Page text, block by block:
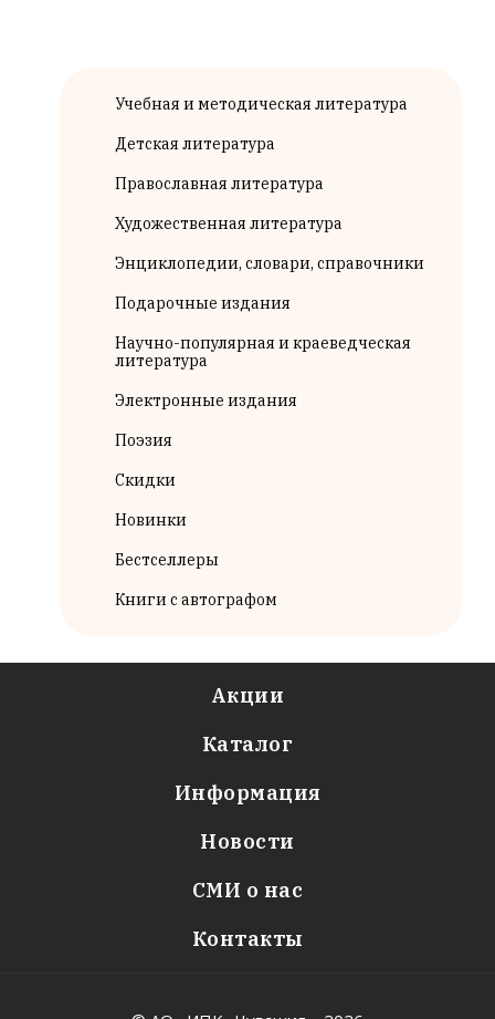
Учебная и методическая литература
Детская литература
Православная литература
Художественная литература
Энциклопедии, словари, справочники
Подарочные издания
Научно-популярная и краеведческая
литература
Электронные издания
Поэзия
Скидки
Новинки
Бестселлеры
Книги с автографом
Акции
Каталог
Информация
Новости
СМИ о нас
Контакты